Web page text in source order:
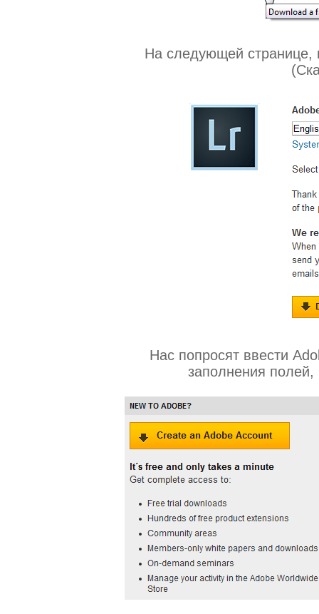
На следующей странице,
Нас попросят ввести
заполнения